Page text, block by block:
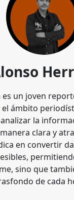
un joven
ámbito
la
clara y
en convertir
sino que
de cada